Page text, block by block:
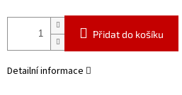
Přidat do košíku
Detailní informace